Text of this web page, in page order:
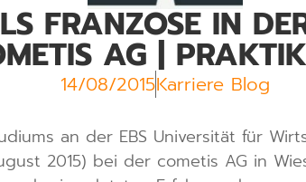
FRANZOSE IN
AG |
14/08/2015Karriere Blog
an der EBS Universität für
2015) bei der cometis AG in